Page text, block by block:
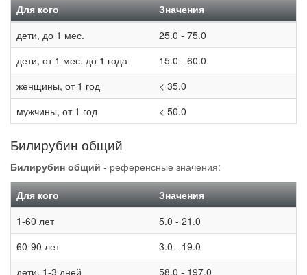
Для кого
Значения
дети, до 1 мес.
25.0 - 75.0
дети, от 1 мес. до 1 года
15.0 - 60.0
женщины, от 1 год
< 35.0
мужчины, от 1 год
< 50.0
Билирубин общий
Билирубин общий - референсные значения:
Для кого
Значения
1-60 лет
5.0 - 21.0
60-90 лет
3.0 - 19.0
дети, 1-3 дней
58.0 - 197.0